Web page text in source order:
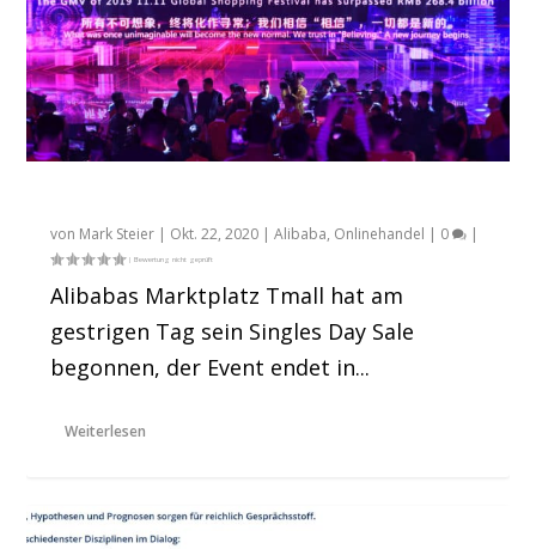
von Mark Steier | Okt. 22, 2020 |Alibaba, Onlinehandel | 0 |
Alibabas Marktplatz Tmall hat am
gestrigen Tag sein Singles Day Sale
begonnen, der Event endet in...
Weiterlesen